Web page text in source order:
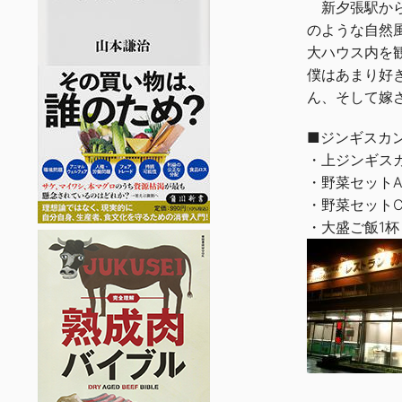
新夕張駅か
のような自然
大ハウス内を
僕はあまり好
ん、そして嫁
■ジンギスカ
・上ジンギ
・野菜セッ
・野菜セッ
・大盛ご飯1